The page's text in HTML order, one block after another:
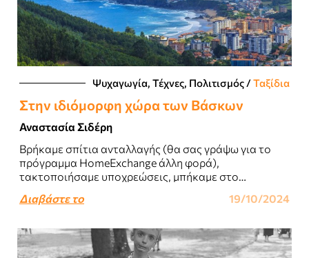
Ψυχαγωγία, Τέχνες, Πολιτισμός /Ταξίδια
Στην ιδιόμορφη χώρα των Βάσκων
Αναστασία Σιδέρη
Βρήκαμε σπίτια ανταλλαγής (θα σας γράψω για το
πρόγραμμα HomeExchange άλλη φορά),
τακτοποιήσαμε υποχρεώσεις, μπήκαμε στο
ήλθαμε με τη κολλητή..
Διαβάστε το 19/10/2024